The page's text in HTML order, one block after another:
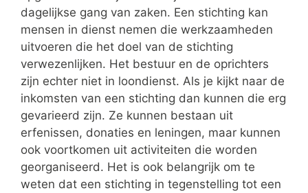
dagelijkse gang van zaken. Een stichting kan
mensen in dienst nemen die werkzaamheden
uitvoeren die het doel van de stichting
verwezenlijken. Het bestuur en de oprichters
zijn echter niet in loondienst. Als je kijkt naar de
inkomsten van een stichting dan kunnen die erg
gevarieerd zijn. Ze kunnen bestaan uit
erfenissen, donaties en leningen, maar kunnen
ook voortkomen uit activiteiten die worden
georganiseerd. Het is ook belangrijk om te
weten dat een stichting in tegenstelling tot een